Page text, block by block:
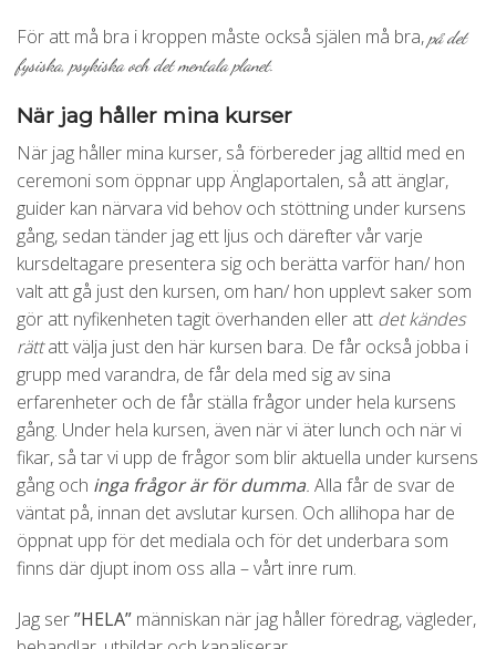
För att må bra i kroppen måste också själen må bra, på det
fysiska, psykiska och det mentala planet.
När jag håller mina kurser
När jag håller mina kurser, så förbereder jag alltid med en
ceremoni som öppnar upp Änglaportalen, så att änglar,
guider kan närvara vid behov och stöttning under kursens
gång, sedan tänder jag ett ljus och därefter vår varje
kursdeltagare presentera sig och berätta varför han/ hon
valt att gå just den kursen, om han/ hon upplevt saker som
gör att nyfikenheten tagit överhanden eller att det kändes
rättatt välja just den här kursen bara. De får också jobba i
grupp med varandra, de får dela med sig av sina
erfarenheter och de får ställa frågor under hela kursens
gång. Under hela kursen, även när vi äter lunch och när vi
fikar, så tar vi upp de frågor som blir aktuella under kursens
gång och inga frågor är för dumma. Alla får de svar de
väntat på, innan det avslutar kursen. Och allihopa har de
öppnat upp för det mediala och för det underbara som
finns där djupt inom oss alla – vårt inre rum.
Jag ser”HELA” människan när jag håller föredrag, vägleder,